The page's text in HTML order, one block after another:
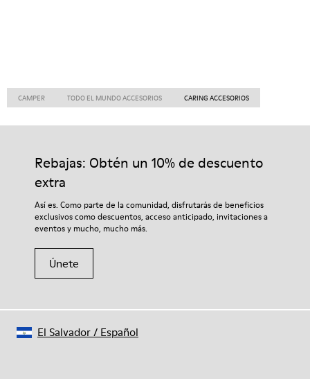
CAMPER TODO EL MUNDO ACCESORIOS CARING ACCESORIOS
Rebajas: Obtén un 10% de descuento
extra
Así es. Como parte de la comunidad, disfrutarás de beneficios
exclusivos como descuentos, acceso anticipado, invitaciones a
eventos y mucho, mucho más.
Únete
El Salvador/ Español